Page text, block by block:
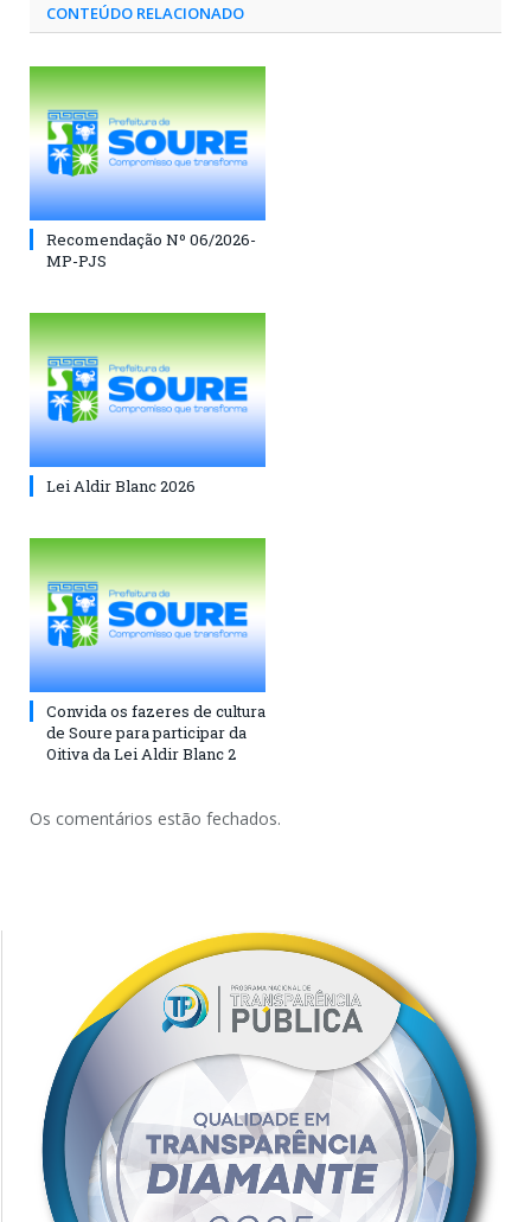
CONTEÚDO RELACIONADO
Recomendação Nº 06/2026-
MP-PJS
Lei Aldir Blanc 2026
Convida os fazeres de cultura
de Soure para participar da
Oitiva da Lei Aldir Blanc 2
Os comentários estão fechados.